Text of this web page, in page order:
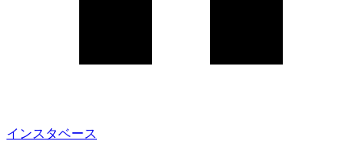
インスタベース